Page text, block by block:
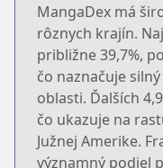
MangaDex má
rôznych krajín.
približne 39,7%,
čo naznačuje
oblasti. Ďalších
čo ukazuje na
Južnej Amerike.
významný podiel